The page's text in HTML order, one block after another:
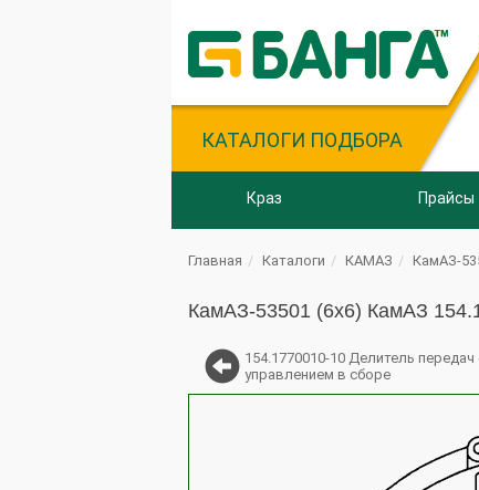
КАТАЛОГИ ПОДБОРА
Краз Прайсы
Главная Каталоги КАМАЗ КамАЗ-
КамАЗ-53501 (6х6) КамАЗ
154.1770010-10 Делитель передач
управлением в сборе